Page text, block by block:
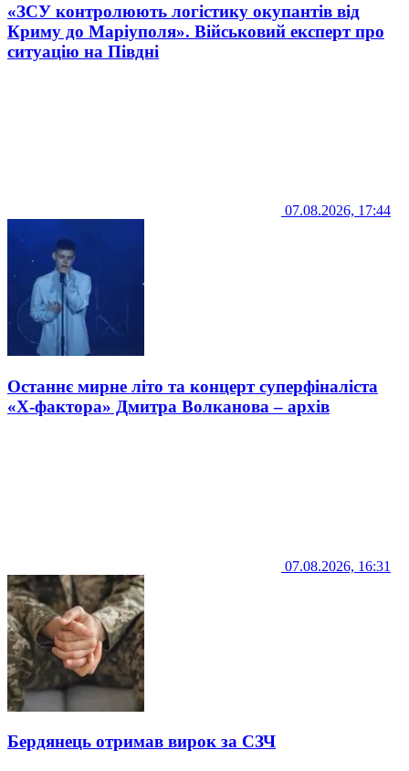
«ЗСУ контролюють логістику окупантів від
Криму до Маріуполя». Військовий експерт про
ситуацію на Півдні
07.08.2026, 17:44
Останнє мирне літо та концерт суперфіналіста
«Х-фактора» Дмитра Волканова – архів
07.08.2026, 16:31
Бердянець отримав вирок за СЗЧ